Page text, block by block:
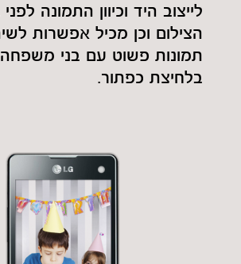
לייצוב היד וכיוון התמונה
הצילום וכן מכיל אפשרות
תמונות פשוט עם בני משפחה
בלחיצת כפתור.